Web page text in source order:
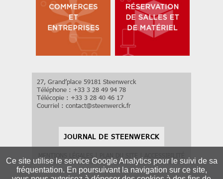
Ce site utilise le service Google Analytics pour le suivi de sa
fréquentation. En poursuivant la navigation sur ce site,
27, Grand’place 59181 Steenwerck
Téléphone : +33 3 28 49 94 78
Télécopie : +33 3 28 40 46 17
Courriel : contact@steenwerck.fr
JOURNAL DE STEENWERCK